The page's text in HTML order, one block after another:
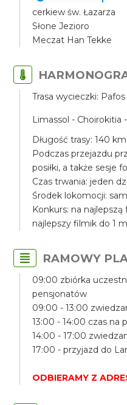
cerkiew św. Łazarza
Słone Jezioro
Meczat Han Tekke
Trasa wycieczki:
Limassol - Choirokitia -
Długość trasy: 140 km
Podczas przejazdu
posiłki, a także sesje
Czas trwania: jeden
Środek lokomocji:
Konkurs: na
najlepszy filmik do 1
RAMOWY
09:00 zbiórka
pensjonatów
09:00 - 13:00
13:00 - 14:00 czas na
14:00 - 17:00
17:00 - przyjazd do
ODBIERAMY Z